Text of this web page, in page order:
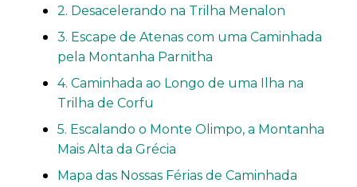
2. Desacelerando na Trilha Menalon
3. Escape de Atenas com uma Caminhada
pela Montanha Parnitha
4. Caminhada ao Longo de uma Ilha na
Trilha de Corfu
5. Escalando o Monte Olimpo, a Montanha
Mais Alta da Grécia
Mapa das Nossas Férias de Caminhada